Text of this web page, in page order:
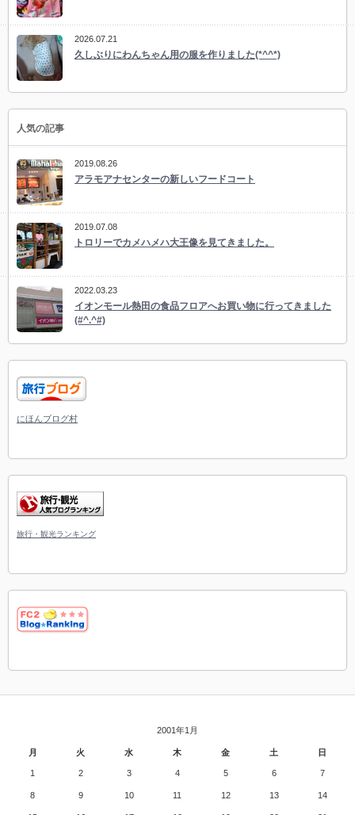
2026.07.21
久しぶりにわんちゃん用の服を作りました(*^^*)
人気の記事
2019.08.26
アラモアナセンターの新しいフードコート
2019.07.08
トロリーでカメハメハ大王像を見てきました。
2022.03.23
イオンモール熱田の食品フロアへお買い物に行ってきました
(#^.^#)
にほんブログ村
旅行・観光ランキング
2001年1月
月 火 水 木 金 土 日
1 2 3 4 5 6 7
8 9 10 11 12 13 14